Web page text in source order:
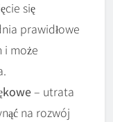
się
prawidłowe
i może
– utrata
na rozwój